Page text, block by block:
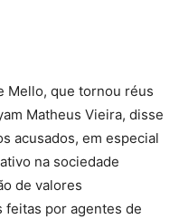
Mello, que tornou réus
Matheus Vieira, disse
acusados, em especial
na sociedade
de valores
feitas por agentes de